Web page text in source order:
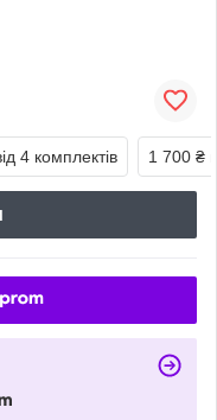
4 комплектів 1 700 ₴